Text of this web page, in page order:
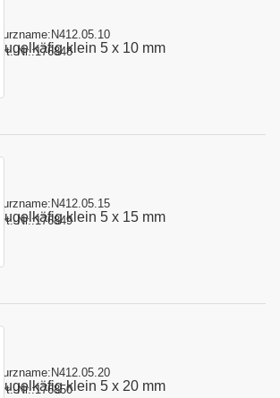
Kugelkäfig klein 5 x 10 mm
Kurzname: N412.05.10
Art.-Nr.:176848
Kugelkäfig klein 5 x 15 mm
Kurzname: N412.05.15
Art.-Nr.:176849
Kugelkäfig klein 5 x 20 mm
Kurzname: N412.05.20
Art.-Nr.:176850